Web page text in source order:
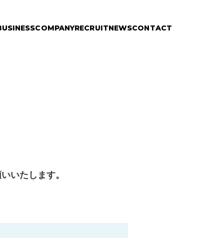
COMPANYRECRUITNEWSCONTACT
いたします。